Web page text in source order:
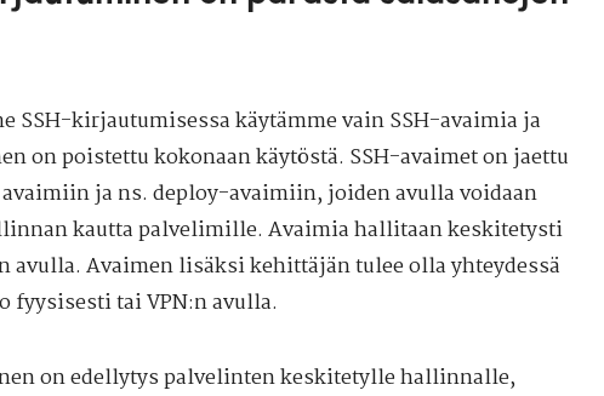
SSH-kirjautumisessa käytämme vain SSH-avaimia ja
on poistettu kokonaan käytöstä. SSH-avaimet on jaettu
ja ns. deploy-avaimiin, joiden avulla voidaan
kautta palvelimille. Avaimia hallitaan keskitetysti
Avaimen lisäksi kehittäjän tulee olla yhteydessä
fyysisesti tai VPN:n avulla.
on edellytys palvelinten keskitetylle hallinnalle,